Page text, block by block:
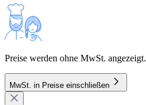
Preise werden ohne MwSt. angezeigt.
MwSt. in Preise einschließen